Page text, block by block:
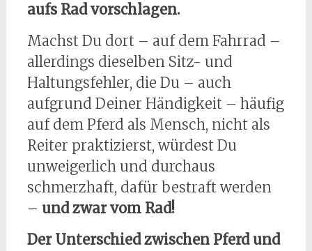
aufs Rad vorschlagen.
Machst Du dort – auf dem Fahrrad –
allerdings dieselben Sitz- und
Haltungsfehler, die Du – auch
aufgrund Deiner Händigkeit – häufig
auf dem Pferd als Mensch, nicht als
Reiter praktizierst, würdest Du
unweigerlich und durchaus
schmerzhaft, dafür bestraft werden
– und zwar vom Rad!
Der Unterschied zwischen Pferd und